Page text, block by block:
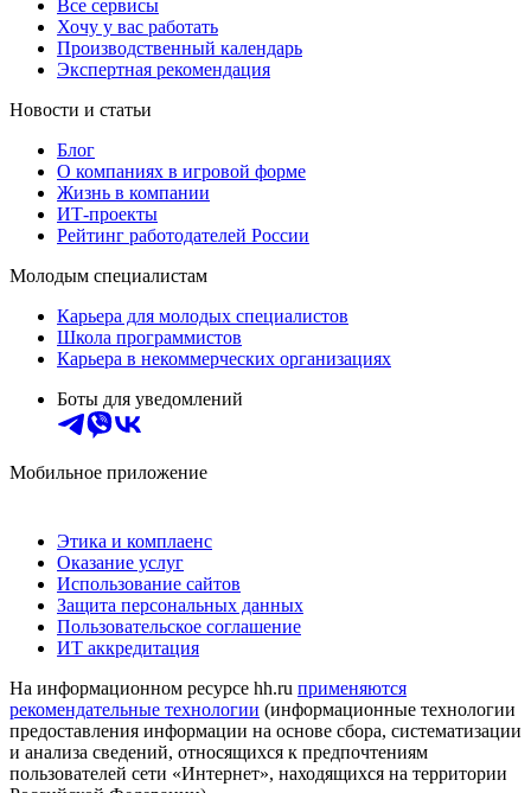
Все сервисы
Хочу у вас работать
Производственный календарь
Экспертная рекомендация
Новости и статьи
Блог
О компаниях в игровой форме
Жизнь в компании
ИТ-проекты
Рейтинг работодателей России
Молодым специалистам
Карьера для молодых специалистов
Школа программистов
Карьера в некоммерческих организациях
Боты для уведомлений
Мобильное приложение
Этика и комплаенс
Оказание услуг
Использование сайтов
Защита персональных данных
Пользовательское соглашение
ИТ аккредитация
На информационном ресурсе hh.ru применяются
рекомендательные технологии (информационные технологии
предоставления информации на основе сбора, систематизации
и анализа сведений, относящихся к предпочтениям
пользователей сети «Интернет», находящихся на территории